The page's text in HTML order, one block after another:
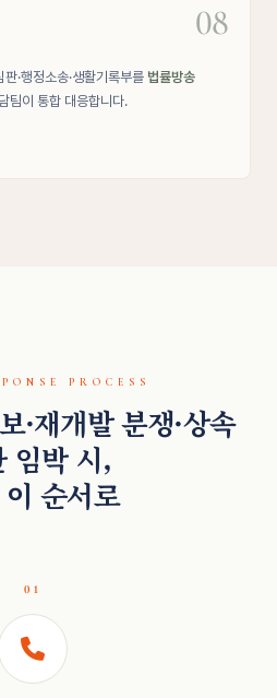
08
·행정소송·생활기록부를 법률방송
팀이 통합 대응합니다.
PROCESS
·재개발 분쟁·상속
임박 시,
순서로
01